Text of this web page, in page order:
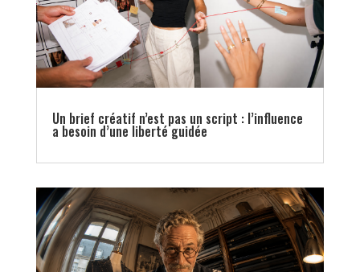
Un brief créatif n’est pas un script : l’influence
a besoin d’une liberté guidée